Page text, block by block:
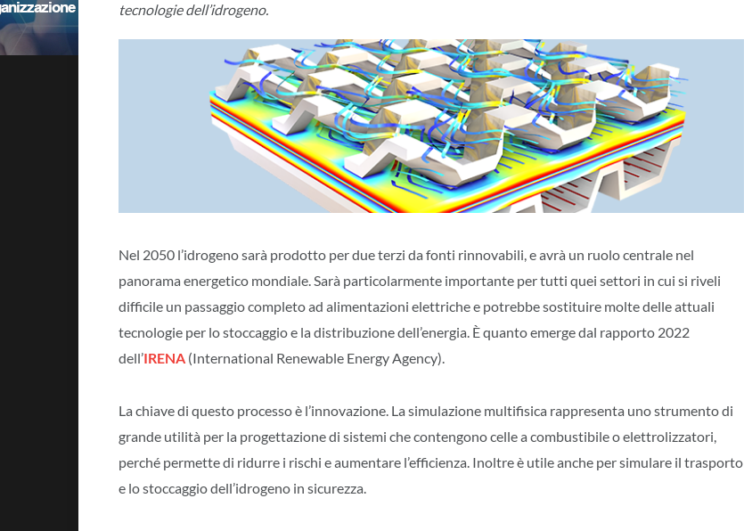
tecnologie dell’idrogeno.
Nel 2050 l’idrogeno sarà prodotto per due terzi da fonti rinnovabili, e avrà un ruolo centrale nel
panorama energetico mondiale. Sarà particolarmente importante per tutti quei settori in cui si riveli
difficile un passaggio completo ad alimentazioni elettriche e potrebbe sostituire molte delle attuali
tecnologie per lo stoccaggio e la distribuzione dell’energia. È quanto emerge dal rapporto 2022
dell’IRENA (International Renewable Energy Agency).
La chiave di questo processo è l’innovazione. La simulazione multifisica rappresenta uno strumento di
grande utilità per la progettazione di sistemi che contengono celle a combustibile o elettrolizzatori,
perché permette di ridurre i rischi e aumentare l’efficienza. Inoltre è utile anche per simulare il trasporto
e lo stoccaggio dell’idrogeno in sicurezza.